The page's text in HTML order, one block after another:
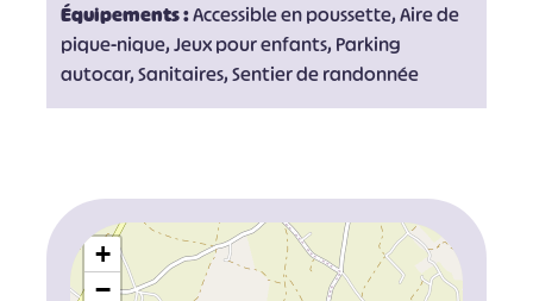
Équipements :Accessible en poussette, Aire de
pique-nique, Jeux pour enfants, Parking
autocar, Sanitaires, Sentier de randonnée
+
−